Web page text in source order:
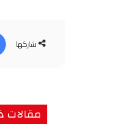
شاركها
مقالات